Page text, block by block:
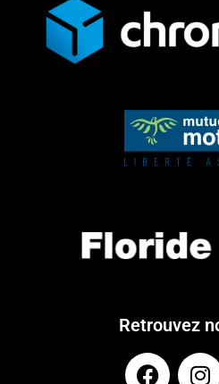
Retrouvez